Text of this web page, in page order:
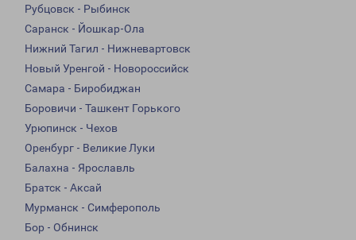
Рубцовск - Рыбинск
Саранск - Йошкар-Ола
Нижний Тагил - Нижневартовск
Новый Уренгой - Новороссийск
Самара - Биробиджан
Боровичи - Ташкент Горького
Урюпинск - Чехов
Оренбург - Великие Луки
Балахна - Ярославль
Братск - Аксай
Мурманск - Симферополь
Бор - Обнинск